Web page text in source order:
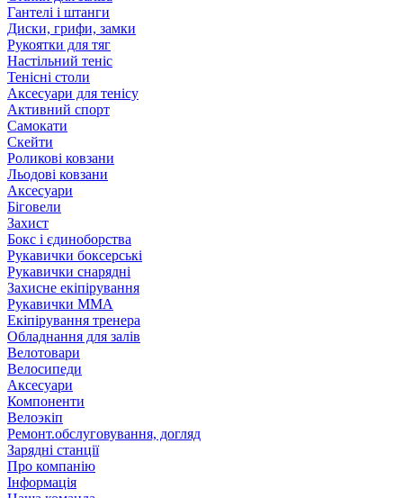
Гантелі і штанги
Диски, грифи, замки
Рукоятки для тяг
Настільний теніс
Тенісні столи
Аксесуари для тенісу
Активний спорт
Самокати
Скейти
Роликові ковзани
Льодові ковзани
Аксесуари
Біговели
Захист
Бокс і єдиноборства
Рукавички боксерські
Рукавички снарядні
Захисне екіпірування
Рукавички ММА
Екіпірування тренера
Обладнання для залів
Велотовари
Велосипеди
Аксесуари
Компоненти
Велоэкіп
Ремонт.обслуговування, догляд
Зарядні станції
Про компанію
Інформація